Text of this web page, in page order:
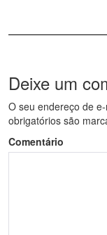
Deixe um
O seu endereço de
obrigatórios são
Comentário